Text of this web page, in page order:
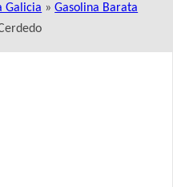
Galicia »Gasolina Barata